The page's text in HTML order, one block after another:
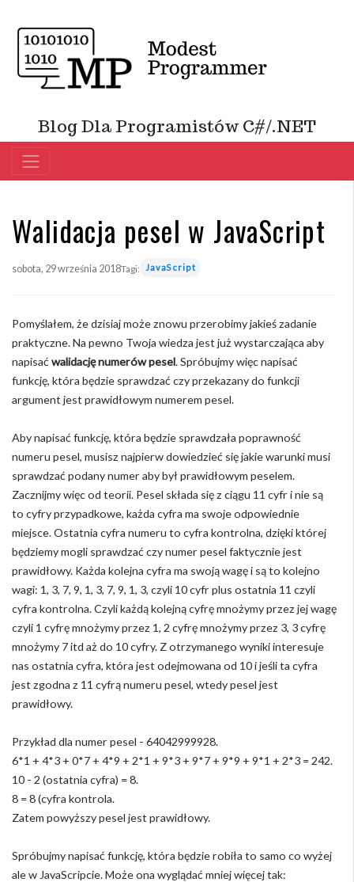
Blog Dla Programistów C#/.NET
Walidacja pesel w JavaScript
sobota, 29 września 2018Tagi: JavaScript
Pomyślałem, że dzisiaj może znowu przerobimy jakieś zadanie
praktyczne. Na pewno Twoja wiedza jest już wystarczająca aby
napisać walidację numerów pesel. Spróbujmy więc napisać
funkcję, która będzie sprawdzać czy przekazany do funkcji
argument jest prawidłowym numerem pesel.
Aby napisać funkcję, która będzie sprawdzała poprawność
numeru pesel, musisz najpierw dowiedzieć się jakie warunki musi
sprawdzać podany numer aby był prawidłowym peselem.
Zacznijmy więc od teorii. Pesel składa się z ciągu 11 cyfr i nie są
to cyfry przypadkowe, każda cyfra ma swoje odpowiednie
miejsce. Ostatnia cyfra numeru to cyfra kontrolna, dzięki której
będziemy mogli sprawdzać czy numer pesel faktycznie jest
prawidłowy. Każda kolejna cyfra ma swoją wagę i są to kolejno
wagi: 1, 3, 7, 9, 1, 3, 7, 9, 1, 3, czyli 10 cyfr plus ostatnia 11 czyli
cyfra kontrolna. Czyli każdą kolejną cyfrę mnożymy przez jej wagę
czyli 1 cyfrę mnożymy przez 1, 2 cyfrę mnożymy przez 3, 3 cyfrę
mnożymy 7 itd aż do 10 cyfry. Z otrzymanego wyniki interesuje
nas ostatnia cyfra, która jest odejmowana od 10 i jeśli ta cyfra
jest zgodna z 11 cyfrą numeru pesel, wtedy pesel jest
prawidłowy.
Przykład dla numer pesel - 64042999928.
6*1 + 4*3 + 0*7 + 4*9 + 2*1 + 9*3 + 9*7 + 9*9 + 9*1 + 2*3 = 242.
10 - 2 (ostatnia cyfra) = 8.
8 = 8 (cyfra kontrola.
Zatem powyższy pesel jest prawidłowy.
Spróbujmy napisać funkcję, która będzie robiła to samo co wyżej
ale w JavaScripcie. Może ona wyglądać mniej więcej tak: